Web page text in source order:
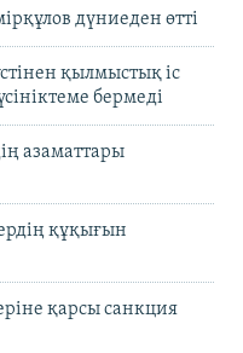
дүниеден өтті
қылмыстық іс
бермеді
азаматтары
құқығын
қарсы санкция